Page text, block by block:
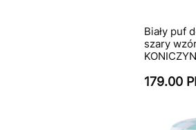
Biały puf
szary
179.00